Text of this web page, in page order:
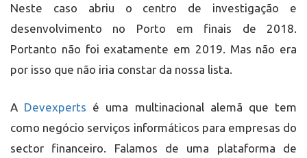
Neste caso abriu o centro de investigação e
desenvolvimento no Porto em finais de 2018.
Portanto não foi exatamente em 2019. Mas não era
por isso que não iria constar da nossa lista.
A Devexperts é uma multinacional alemã que tem
como negócio serviços informáticos para empresas do
sector financeiro. Falamos de uma plataforma de